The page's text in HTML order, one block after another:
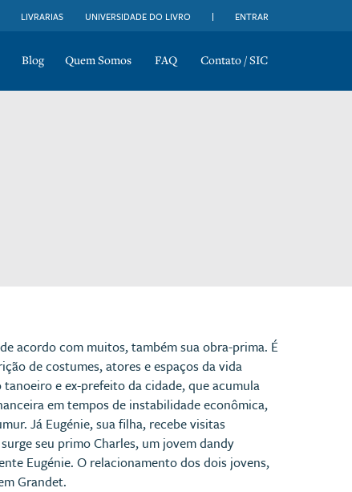
LIVRARIAS UNIVERSIDADE DO LIVRO ENTRAR
Blog Quem Somos FAQ Contato / SIC
acordo com muitos, também sua obra-prima. É
de costumes, atores e espaços da vida
e ex-prefeito da cidade, que acumula
em tempos de instabilidade econômica,
Já Eugénie, sua filha, recebe visitas
seu primo Charles, um jovem dandy
Eugénie. O relacionamento dos dois jovens,
Grandet.